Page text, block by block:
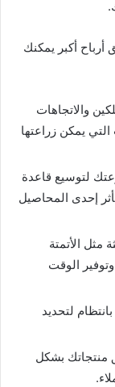
أكبر يمكنك
والاتجاهات
يمكن زراعتها
لتوسيع قاعدة
إحدى المحاصيل
مثل الأتمتة
الوقت
لتحديد
منتجاتك بشكل